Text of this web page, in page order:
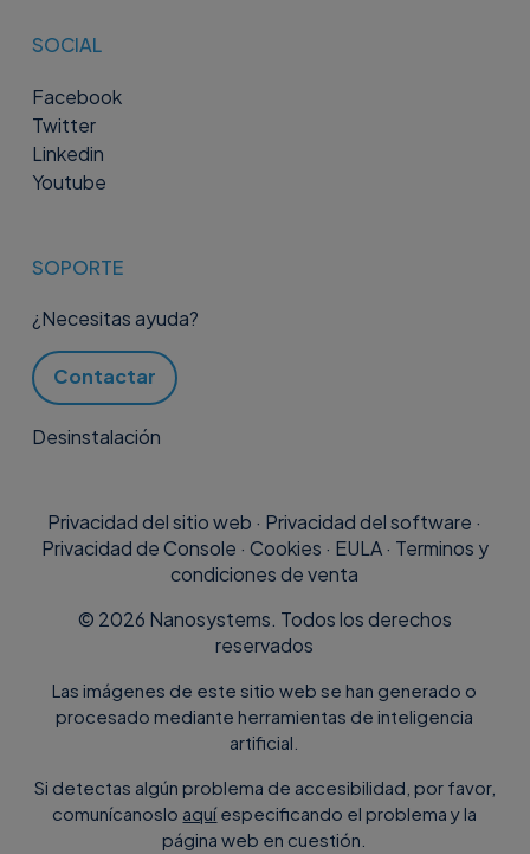
SOCIAL
Facebook
Twitter
Linkedin
Youtube
SOPORTE
¿Necesitas ayuda?
Contactar
Desinstalación
Privacidad del sitio web · Privacidad del software ·
Privacidad de Console · Cookies · EULA· Terminos y
condiciones de venta
© 2026 Nanosystems. Todos los derechos
reservados
Las imágenes de este sitio web se han generado o
procesado mediante herramientas de inteligencia
artificial.
Si detectas algún problema de accesibilidad, por favor,
comunícanoslo aquíespecificando el problema y la
página web en cuestión.